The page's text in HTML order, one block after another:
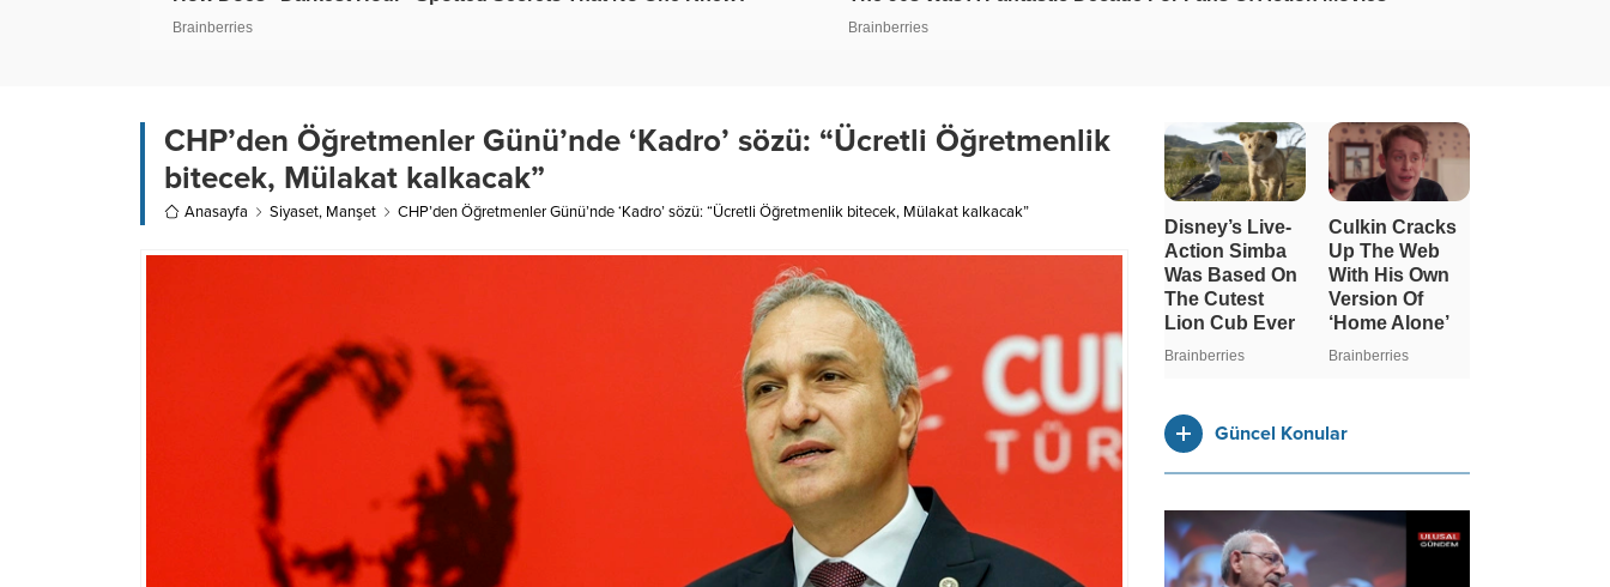
CHP’den Öğretmenler Günü’nde ‘Kadro’ sözü: “Ücretli Öğretmenlik
bitecek, Mülakat kalkacak”
Anasayfa Siyaset, Manşet CHP’den Öğretmenler Günü’nde ‘Kadro’ sözü: “Ücretli Öğretmenlik bitecek, Mülakat kalkacak”
Güncel Konular